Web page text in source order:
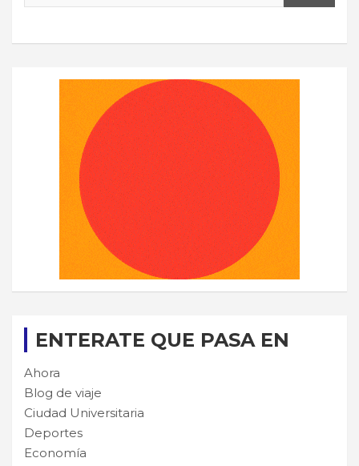
ENTERATE QUE PASA EN
Ahora
Blog de viaje
Ciudad Universitaria
Deportes
Economía